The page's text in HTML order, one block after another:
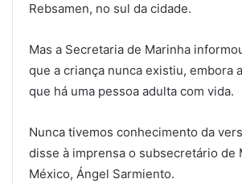
Rebsamen, no sul da cidade.
Mas a Secretaria de Marinha
que a criança nunca existiu, embora
que há uma pessoa adulta com vida.
Nunca tivemos conhecimento da
disse à imprensa o subsecretário de
México, Ángel Sarmiento.